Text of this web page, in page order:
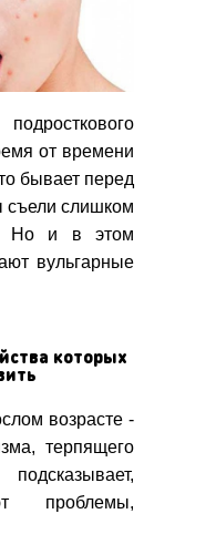
от времени
бывает перед
съели слишком
Но и в этом
вульгарные
которых
возрасте -
терпящего
проблемы,